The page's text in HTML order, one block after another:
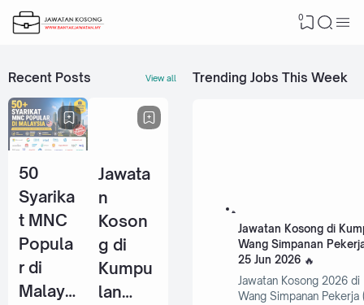
0
Recent Posts View all
50
Syarika
t MNC
Popula
r di
Malays
Jawata
n
Koson
g di
Kumpu
lan
Trending Jobs This Week
Jawatan Kosong di
Wang Simpanan
25 Jun 2026
Jawatan Kosong 2026 di
Wang Simpanan Pekerja